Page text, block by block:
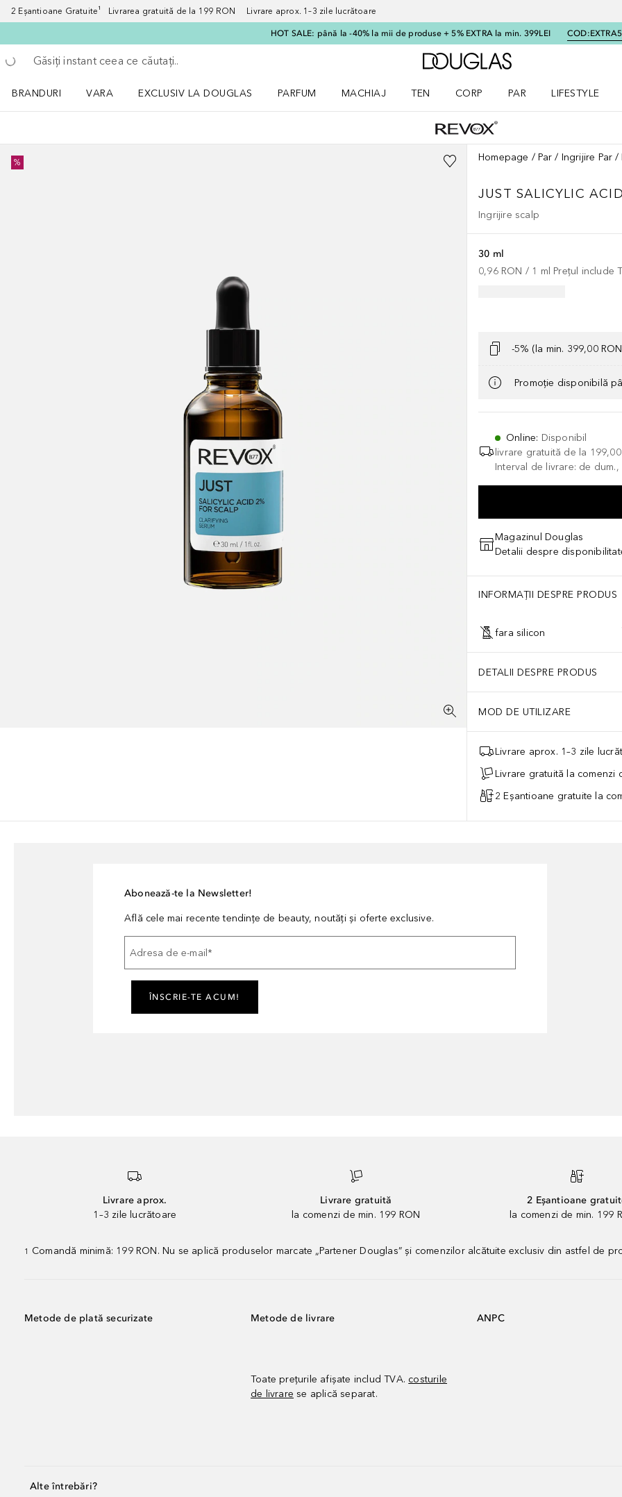
2 Eșantioane Gratuite¹ Livrarea gratuită de la 199 RON Livrare aprox. 1–3 zile lucrătoare
HOT SALE: până la -40% la mii de produse + 5% EXTRA la min. 399LEI COD:
Înapoi
Executați căutarea
Către pagina principală
BRANDURI
VARA
EXCLUSIV LA DOUGLAS
PARFUM
MACHIAJ
TEN
CORP
PAR
LIFESTYLE
% Homepage Par Ingrijire Par
JUST SALICYLIC
Ingrijire scalp
30 ml
0,96 RON / 1 ml Prețul include
-5% (la min. 399,00
Promoție disponibilă
Online: Disponibil
livrare gratuită de la
Interval de livrare: de
Magazinul Douglas
Detalii despre
INFORMAȚII DESPRE PRODUS
fara silicon
DETALII DESPRE PRODUS
MOD DE UTILIZARE
Livrare aprox. 1–3 zile
Livrare gratuită la comenzi
2 Eșantioane gratuite la
Abonează-te la Newsletter!
Află cele mai recente tendințe de beauty, noutăți și oferte exclusive.
Adresa de e-mail *
ÎNSCRIE-TE ACUM!
Livrare aprox.
1–3 zile lucrătoare
Livrare gratuită
la comenzi de min. 199 RON
2 Eșantioane
la comenzi de min. 199
1 Comandă minimă: 199 RON. Nu se aplică produselor marcate „Partener Douglas” și comenzilor alcătuite exclusiv din astfel de
Metode de plată securizate Metode de livrare
Toate prețurile afișate includ TVA. costurile
de livrare se aplică separat.
ANPC
Alte întrebări?